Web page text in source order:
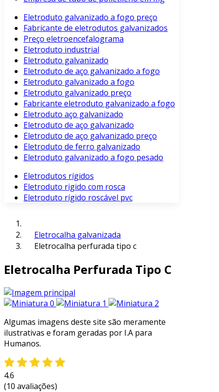
Eletroduto galvanizado a fogo preço
Fabricante de eletrodutos galvanizados
Preço eletroencefalograma
Eletroduto industrial
Eletroduto galvanizado
Eletroduto de aço galvanizado a fogo
Eletroduto galvanizado a fogo
Eletroduto galvanizado preço
Fabricante eletroduto galvanizado a fogo
Eletroduto aço galvanizado
Eletroduto de aço galvanizado
Eletroduto de aço galvanizado preço
Eletroduto de ferro galvanizado
Eletroduto galvanizado a fogo pesado
Eletrodutos rígidos
Eletroduto rigido com rosca
Eletroduto rígido roscável pvc
Eletrocalha galvanizada
Eletrocalha perfurada tipo c
Eletrocalha Perfurada Tipo C
Algumas imagens deste site são meramente
ilustrativas e foram geradas por I.A para
Humanos.
4.6
(10 avaliações)